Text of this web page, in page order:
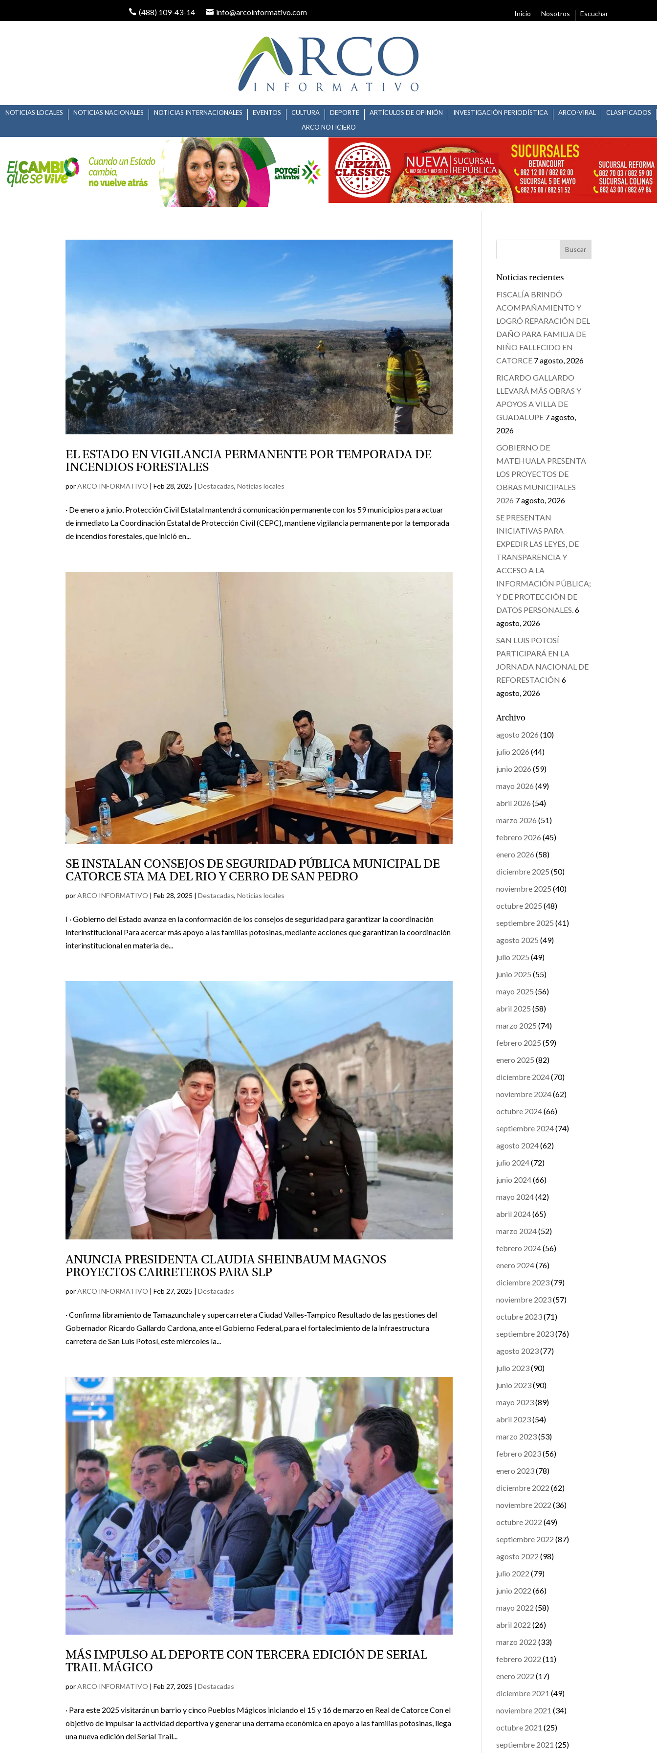
(488) 109-43-14 info@arcoinformativo.com Inicio Nosotros Escuchar
NOTICIAS LOCALES NOTICIAS NACIONALES NOTICIAS INTERNACIONALES EVENTOS CULTURA DEPORTE ARTÍCULOS DE OPINIÓN INVESTIGACIÓN PERIODÍSTICA ARCO-VIRAL
CLASIFICADOS
ARCO NOTICIERO
EL ESTADO EN VIGILANCIA PERMANENTE POR TEMPORADA DE
INCENDIOS FORESTALES
porARCO INFORMATIVO |Feb 28, 2025 |Destacadas,Noticias locales
· De enero a junio, Protección Civil Estatal mantendrá comunicación permanente con los 59 municipios para actuar
de inmediato La Coordinación Estatal de Protección Civil (CEPC), mantiene vigilancia permanente por la temporada
de incendios forestales, que inició en...
SE INSTALAN CONSEJOS DE SEGURIDAD PÚBLICA MUNICIPAL DE
CATORCE STA MA DEL RIO Y CERRO DE SAN PEDRO
porARCO INFORMATIVO |Feb 28, 2025 |Destacadas,Noticias locales
I · Gobierno del Estado avanza en la conformación de los consejos de seguridad para garantizar la coordinación
interinstitucional Para acercar más apoyo a las familias potosinas, mediante acciones que garantizan la coordinación
interinstitucional en materia de...
ANUNCIA PRESIDENTA CLAUDIA SHEINBAUM MAGNOS
PROYECTOS CARRETEROS PARA SLP
porARCO INFORMATIVO |Feb 27, 2025 |Destacadas
· Confirma libramiento de Tamazunchale y supercarretera Ciudad Valles-Tampico Resultado de las gestiones del
Gobernador Ricardo Gallardo Cardona, ante el Gobierno Federal, para el fortalecimiento de la infraestructura
carretera de San Luis Potosí, este miércoles la...
MÁS IMPULSO AL DEPORTE CON TERCERA EDICIÓN DE SERIAL
TRAIL MÁGICO
porARCO INFORMATIVO |Feb 27, 2025 |Destacadas
· Para este 2025 visitarán un barrio y cinco Pueblos Mágicos iniciando el 15 y 16 de marzo en Real de Catorce Con el
objetivo de impulsar la actividad deportiva y generar una derrama económica en apoyo a las familias potosinas, llega
una nueva edición del Serial Trail...
Noticias recientes
FISCALÍA BRINDÓ
ACOMPAÑAMIENTO Y
LOGRÓ REPARACIÓN DEL
DAÑO PARA FAMILIA DE
NIÑO FALLECIDO EN
CATORCE 7 agosto, 2026
RICARDO GALLARDO
LLEVARÁ MÁS OBRAS Y
APOYOS A VILLA DE
GUADALUPE 7 agosto,
2026
GOBIERNO DE
MATEHUALA PRESENTA
LOS PROYECTOS DE
OBRAS MUNICIPALES
2026 7 agosto, 2026
SE PRESENTAN
INICIATIVAS PARA
EXPEDIR LAS LEYES, DE
TRANSPARENCIA Y
ACCESO A LA
INFORMACIÓN PÚBLICA;
Y DE PROTECCIÓN DE
DATOS PERSONALES. 6
agosto, 2026
SAN LUIS POTOSÍ
PARTICIPARÁ EN LA
JORNADA NACIONAL DE
REFORESTACIÓN 6
agosto, 2026
Archivo
agosto 2026 (10)
julio 2026 (44)
junio 2026 (59)
mayo 2026 (49)
abril 2026 (54)
marzo 2026 (51)
febrero 2026 (45)
enero 2026 (58)
diciembre 2025 (50)
noviembre 2025 (40)
octubre 2025 (48)
septiembre 2025 (41)
agosto 2025 (49)
julio 2025 (49)
junio 2025 (55)
mayo 2025 (56)
abril 2025 (58)
marzo 2025 (74)
febrero 2025 (59)
enero 2025 (82)
diciembre 2024(70)
noviembre 2024(62)
octubre 2024(66)
septiembre 2024(74)
agosto 2024(62)
julio 2024(72)
junio 2024(66)
mayo 2024(42)
abril 2024(65)
marzo 2024(52)
febrero 2024(56)
enero 2024(76)
diciembre 2023(79)
noviembre 2023(57)
octubre 2023(71)
septiembre 2023(76)
agosto 2023(77)
julio 2023(90)
junio 2023(90)
mayo 2023(89)
abril 2023(54)
marzo 2023(53)
febrero 2023(56)
enero 2023(78)
diciembre 2022 (62)
noviembre 2022 (36)
octubre 2022 (49)
septiembre 2022 (87)
agosto 2022 (98)
julio 2022 (79)
junio 2022 (66)
mayo 2022 (58)
abril 2022 (26)
marzo 2022 (33)
febrero 2022 (11)
enero 2022 (17)
diciembre 2021 (49)
noviembre 2021 (34)
octubre 2021 (25)
septiembre 2021 (25)